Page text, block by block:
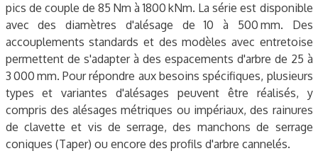
pics de couple de 85 Nm à 1800 kNm. La série est disponible
avec des diamètres d'alésage de 10 à 500 mm. Des
accouplements standards et des modèles avec entretoise
permettent de s'adapter à des espacements d'arbre de 25 à
3 000 mm. Pour répondre aux besoins spécifiques, plusieurs
types et variantes d'alésages peuvent être réalisés, y
compris des alésages métriques ou impériaux, des rainures
de clavette et vis de serrage, des manchons de serrage
coniques (Taper) ou encore des profils d'arbre cannelés.